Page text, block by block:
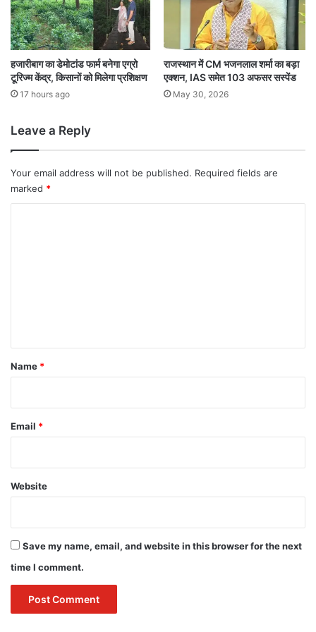
हजारीबाग का डेमोटांड फार्म बनेगा एग्रो
टूरिज्म केंद्र, किसानों को मिलेगा प्रशिक्षण
17 hours ago
राजस्थान में CM भजनलाल शर्मा का बड़ा
एक्शन, IAS समेत 103 अफसर सस्पेंड
May 30, 2026
Leave a Reply
Your email address will not be published. Required fields are
marked *
*
Name *
Email *
Website
Save my name, email, and website in this browser for the next
time I comment.